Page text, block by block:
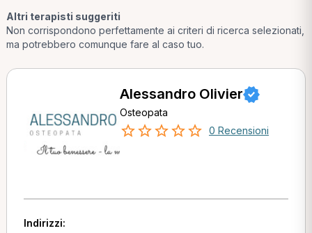
Altri terapisti suggeriti
Non corrispondono perfettamente ai criteri di ricerca selezionati,
ma potrebbero comunque fare al caso tuo.
Alessandro Olivier
Osteopata
0 Recensioni
Indirizzi: